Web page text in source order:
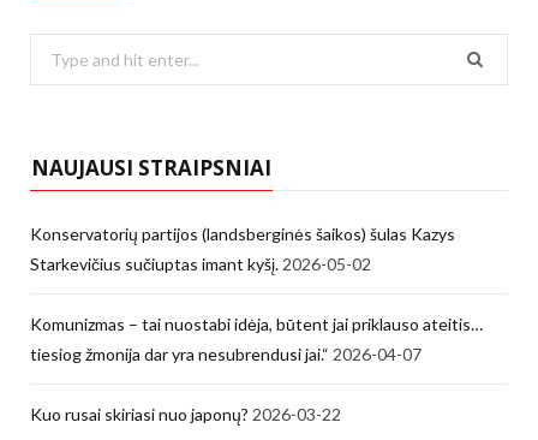
NAUJAUSI STRAIPSNIAI
Konservatorių partijos (landsberginės šaikos) šulas Kazys
Starkevičius sučiuptas imant kyšį. 2026-05-02
Komunizmas – tai nuostabi idėja, būtent jai priklauso ateitis…
tiesiog žmonija dar yra nesubrendusi jai.“ 2026-04-07
Kuo rusai skiriasi nuo japonų? 2026-03-22